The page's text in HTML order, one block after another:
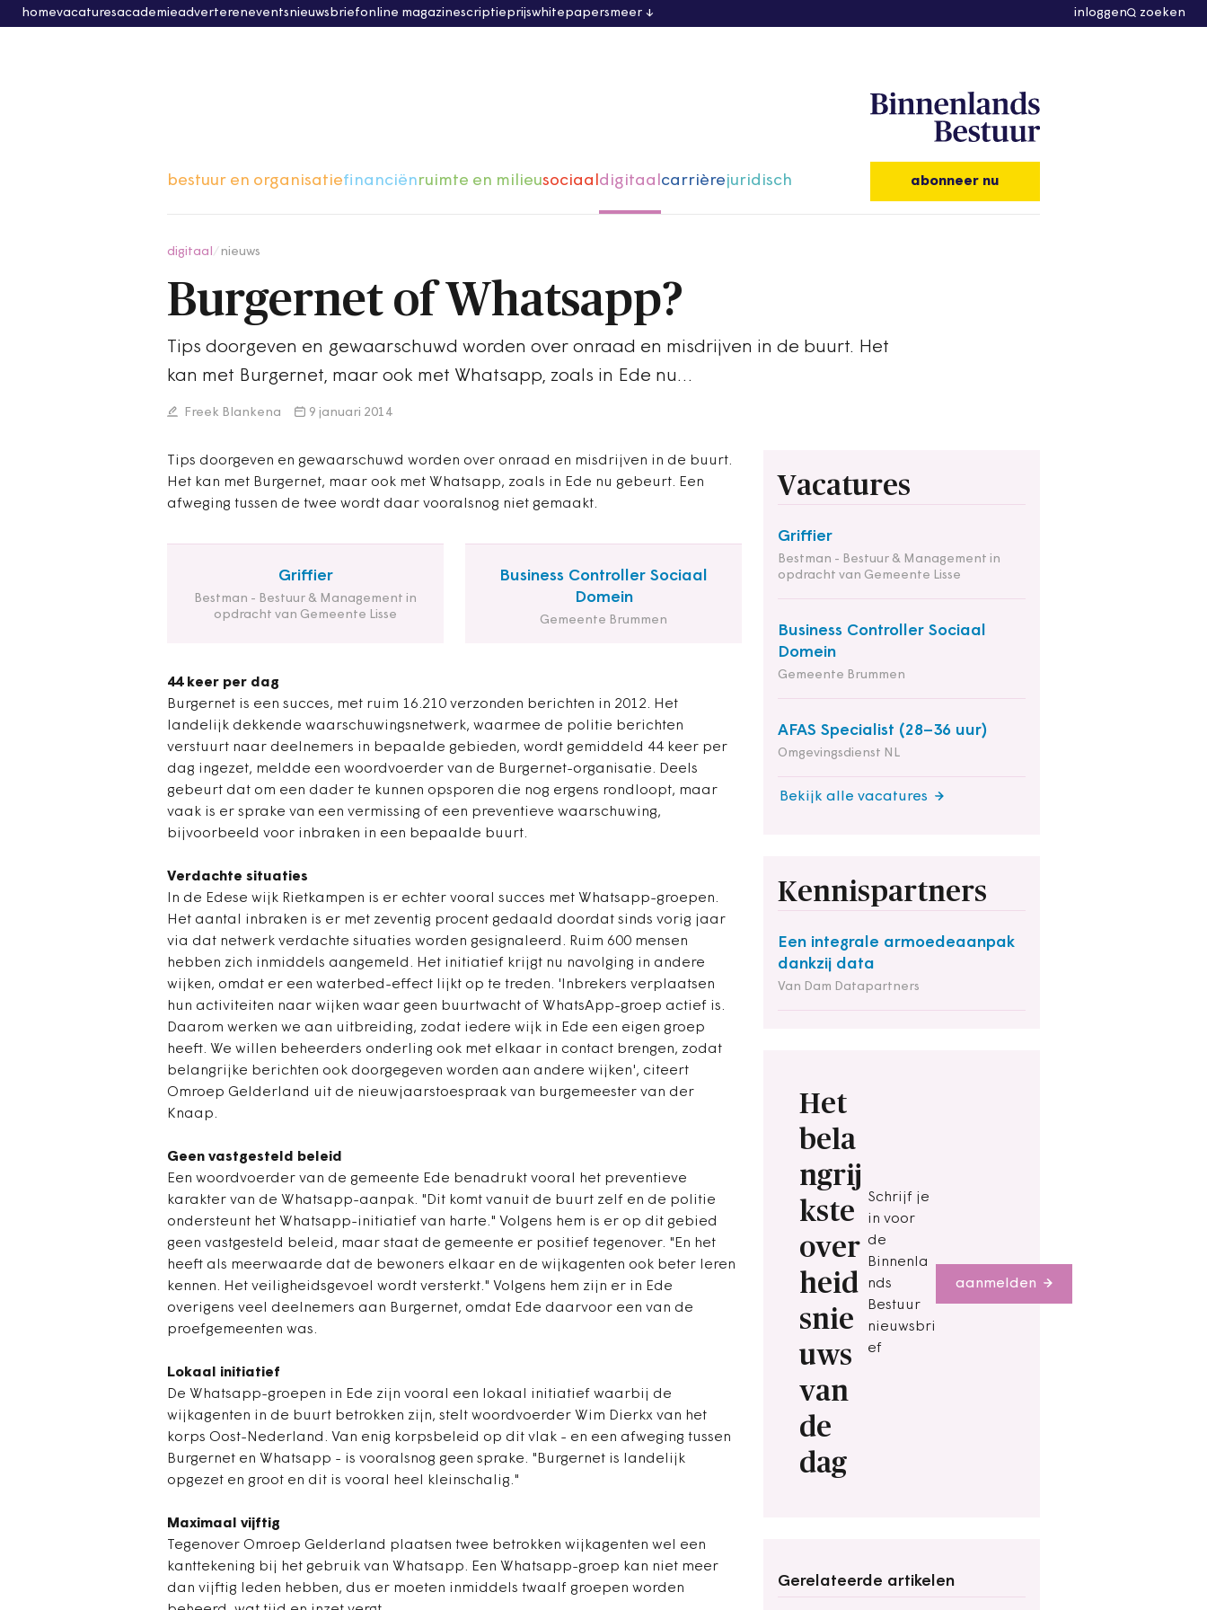
homevacaturesacademieadvertereneventsnieuwsbriefonline magazinescriptieprijswhitepapersmeer inloggen zoeken
bestuur en organisatiefinanciënruimte en milieusociaaldigitaalcarrièrejuridisch abonneer nu
digitaal nieuws
Burgernet of Whatsapp?
Tips doorgeven en gewaarschuwd worden over onraad en misdrijven in de buurt. Het
kan met Burgernet, maar ook met Whatsapp, zoals in Ede nu…
Freek Blankena 9 januari 2014
Tips doorgeven en gewaarschuwd worden over onraad en misdrijven in de buurt.
Het kan met Burgernet, maar ook met Whatsapp, zoals in Ede nu gebeurt. Een
afweging tussen de twee wordt daar vooralsnog niet gemaakt.
Griffier
Bestman - Bestuur & Management in
opdracht van Gemeente Lisse
Business Controller Sociaal
Domein
Gemeente Brummen
44 keer per dag
Burgernet is een succes, met ruim 16.210 verzonden berichten in 2012. Het
landelijk dekkende waarschuwingsnetwerk, waarmee de politie berichten
verstuurt naar deelnemers in bepaalde gebieden, wordt gemiddeld 44 keer per
dag ingezet, meldde een woordvoerder van de Burgernet-organisatie. Deels
gebeurt dat om een dader te kunnen opsporen die nog ergens rondloopt, maar
vaak is er sprake van een vermissing of een preventieve waarschuwing,
bijvoorbeeld voor inbraken in een bepaalde buurt.
Verdachte situaties
In de Edese wijk Rietkampen is er echter vooral succes met Whatsapp-groepen.
Het aantal inbraken is er met zeventig procent gedaald doordat sinds vorig jaar
via dat netwerk verdachte situaties worden gesignaleerd. Ruim 600 mensen
hebben zich inmiddels aangemeld. Het initiatief krijgt nu navolging in andere
wijken, omdat er een waterbed-effect lijkt op te treden. 'Inbrekers verplaatsen
hun activiteiten naar wijken waar geen buurtwacht of WhatsApp-groep actief is.
Daarom werken we aan uitbreiding, zodat iedere wijk in Ede een eigen groep
heeft. We willen beheerders onderling ook met elkaar in contact brengen, zodat
belangrijke berichten ook doorgegeven worden aan andere wijken', citeert
Omroep Gelderland uit de nieuwjaarstoespraak van burgemeester van der
Knaap.
Geen vastgesteld beleid
Een woordvoerder van de gemeente Ede benadrukt vooral het preventieve
karakter van de Whatsapp-aanpak. "Dit komt vanuit de buurt zelf en de politie
ondersteunt het Whatsapp-initiatief van harte." Volgens hem is er op dit gebied
geen vastgesteld beleid, maar staat de gemeente er positief tegenover. "En het
heeft als meerwaarde dat de bewoners elkaar en de wijkagenten ook beter leren
kennen. Het veiligheidsgevoel wordt versterkt." Volgens hem zijn er in Ede
overigens veel deelnemers aan Burgernet, omdat Ede daarvoor een van de
proefgemeenten was.
Lokaal initiatief
De Whatsapp-groepen in Ede zijn vooral een lokaal initiatief waarbij de
wijkagenten in de buurt betrokken zijn, stelt woordvoerder Wim Dierkx van het
korps Oost-Nederland. Van enig korpsbeleid op dit vlak - en een afweging tussen
Burgernet en Whatsapp - is vooralsnog geen sprake. "Burgernet is landelijk
opgezet en groot en dit is vooral heel kleinschalig."
Maximaal vijftig
Tegenover Omroep Gelderland plaatsen twee betrokken wijkagenten wel een
kanttekening bij het gebruik van Whatsapp. Een Whatsapp-groep kan niet meer
dan vijftig leden hebben, dus er moeten inmiddels twaalf groepen worden
Vacatures
Griffier
Bestman - Bestuur & Management in
opdracht van Gemeente Lisse
Business Controller Sociaal
Domein
Gemeente Brummen
AFAS Specialist (28–36 uur)
Omgevingsdienst NL
Bekijk alle vacatures
Kennispartners
Een integrale armoedeaanpak
dankzij data
Van Dam Datapartners
Het
bela
ngrij
kste
over
heid
snie
uws
van
de
dag
Schrijf je
in voor
de
Binnenla
nds
Bestuur
nieuwsbri
ef
aanmelden
Gerelateerde artikelen